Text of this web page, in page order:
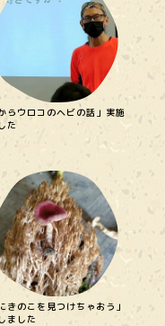
らウロコのヘビの話」実施
た
きのこを見つけちゃおう」
ました